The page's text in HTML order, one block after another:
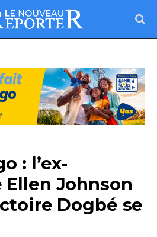
: l’ex-
Johnson
Dogbé se